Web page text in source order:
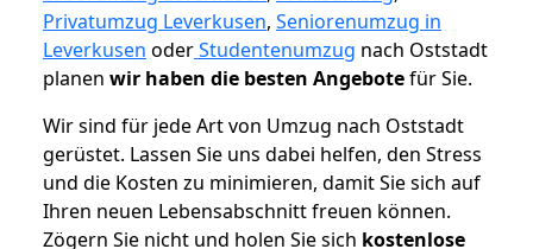
Privatumzug Leverkusen, Seniorenumzug in
Leverkusen oderStudentenumzug nach Oststadt
planen wir haben die besten Angebotefür Sie.
Wir sind für jede Art von Umzug nach Oststadt
gerüstet. Lassen Sie uns dabei helfen, den Stress
und die Kosten zu minimieren, damit Sie sich auf
Ihren neuen Lebensabschnitt freuen können.
Zögern Sie nicht und holen Sie sich kostenlose